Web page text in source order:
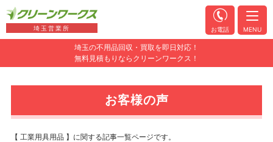
埼玉の不用品回収・買取を即日対応！
無料見積もりならクリーンワークス！
埼玉営業所 お電話 MENU
お客様の声
【 工業用具用品 】に関する記事一覧ページです。